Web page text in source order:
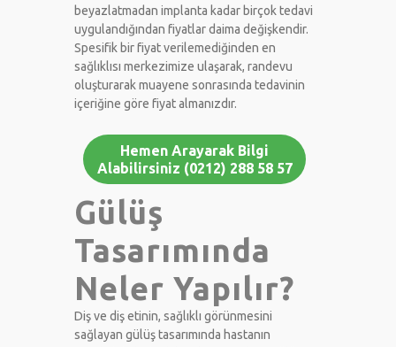
beyazlatmadan implanta kadar birçok tedavi
uygulandığından fiyatlar daima değişkendir.
Spesifik bir fiyat verilemediğinden en
sağlıklısı merkezimize ulaşarak, randevu
oluşturarak muayene sonrasında tedavinin
içeriğine göre fiyat almanızdır.
Hemen Arayarak Bilgi
Alabilirsiniz (0212) 288 58 57
Gülüş
Tasarımında
Neler Yapılır?
Diş ve diş etinin, sağlıklı görünmesini
sağlayan gülüş tasarımında hastanın